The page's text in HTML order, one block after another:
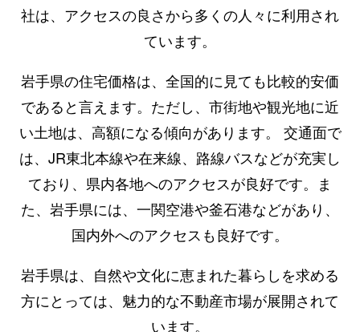
社は、アクセスの良さから多くの人々に利用され
ています。
岩手県の住宅価格は、全国的に見ても比較的安価
であると言えます。ただし、市街地や観光地に近
い土地は、高額になる傾向があります。 交通面で
は、JR東北本線や在来線、路線バスなどが充実し
ており、県内各地へのアクセスが良好です。ま
た、岩手県には、一関空港や釜石港などがあり、
国内外へのアクセスも良好です。
岩手県は、自然や文化に恵まれた暮らしを求める
方にとっては、魅力的な不動産市場が展開されて
います。